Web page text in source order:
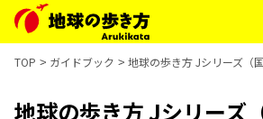
TOP ガイドブック 地球の歩き方 Jシリーズ（
地球の歩き方 Jシリーズ